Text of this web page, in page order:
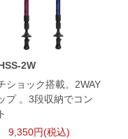
2W
ショック搭載。2WAY
プ 。3段収納でコン
9,350円(税込)